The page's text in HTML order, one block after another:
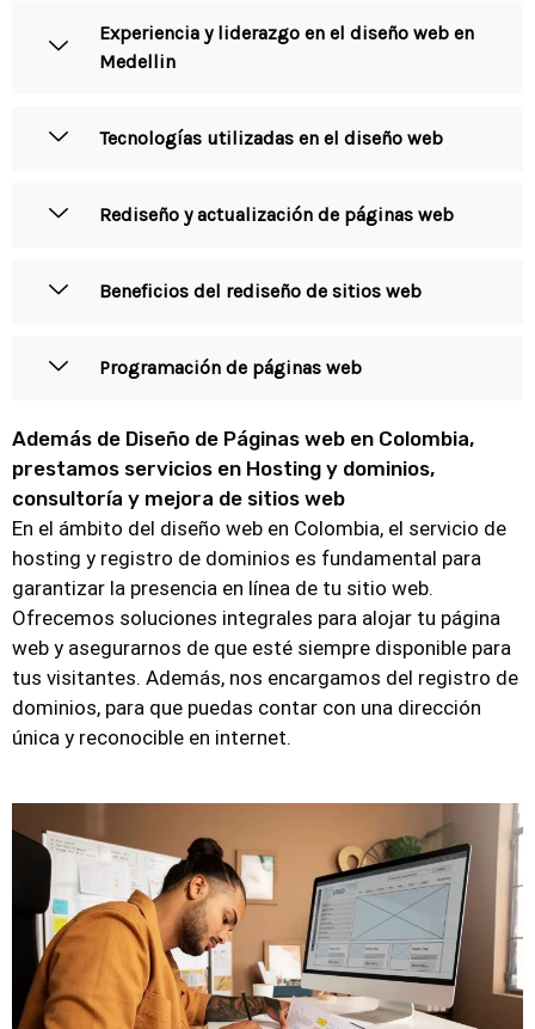
Experiencia y liderazgo en el diseño web en
Medellin
Tecnologías utilizadas en el diseño web
Rediseño y actualización de páginas web
Beneficios del rediseño de sitios web
Programación de páginas web
Además de Diseño de Páginas web en Colombia,
prestamos servicios en Hosting y dominios,
consultoría y mejora de sitios web
En el ámbito del diseño web en Colombia, el servicio de
hosting y registro de dominios es fundamental para
garantizar la presencia en línea de tu sitio web.
Ofrecemos soluciones integrales para alojar tu página
web y asegurarnos de que esté siempre disponible para
tus visitantes. Además, nos encargamos del registro de
dominios, para que puedas contar con una dirección
única y reconocible en internet.